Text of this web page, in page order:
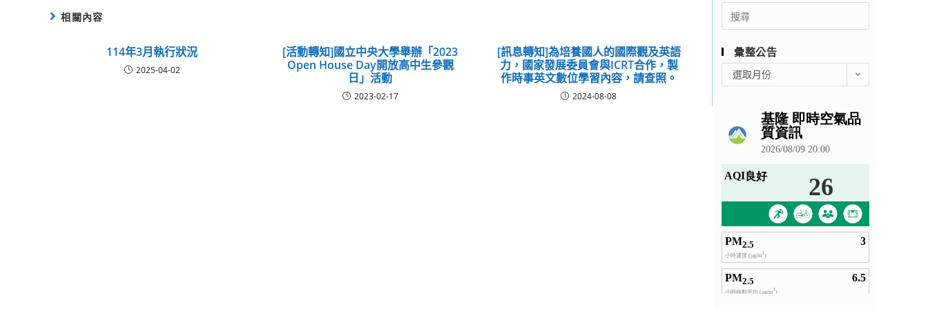
相關內容
114年3月執行狀況
2025-04-02
[活動轉知]國立中央大學舉辦「2023
Open House Day開放高中生參觀
日」活動
2023-02-17
[訊息轉知]為培養國人的國際觀及英語
力，國家發展委員會與ICRT合作，製
作時事英文數位學習內容，請查照。
2024-08-08
Search
for:
彙整公告
整
選取月份